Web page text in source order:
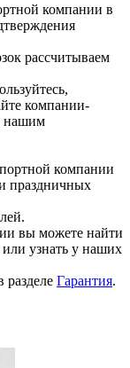
компании в
рассчитываем
компании-
нашим
компании
праздничных
вы можете найти
узнать у наших
Гарантия.